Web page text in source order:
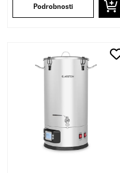
Podrobnosti